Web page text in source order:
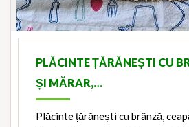
PLĂCINTE ȚĂRĂNEȘTI CU
ȘI MĂRAR,…
Plăcinte țărănești cu brânză,